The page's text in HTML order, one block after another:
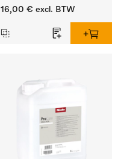
ideaal voor glazen.
16,00 € excl. BTW